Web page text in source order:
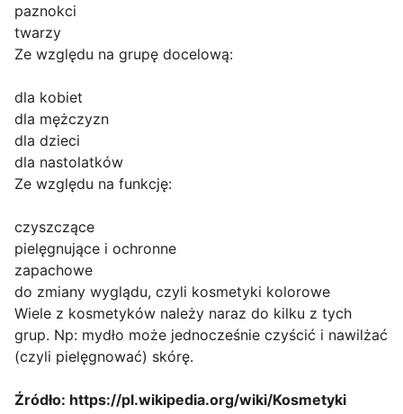
paznokci
twarzy
Ze względu na grupę docelową:
dla kobiet
dla mężczyzn
dla dzieci
dla nastolatków
Ze względu na funkcję:
czyszczące
pielęgnujące i ochronne
zapachowe
do zmiany wyglądu, czyli kosmetyki kolorowe
Wiele z kosmetyków należy naraz do kilku z tych
grup. Np: mydło może jednocześnie czyścić i nawilżać
(czyli pielęgnować) skórę.
Źródło: https://pl.wikipedia.org/wiki/Kosmetyki